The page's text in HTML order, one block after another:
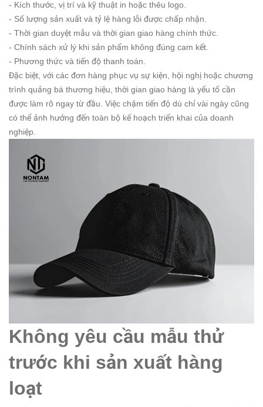
- Kích thước, vị trí và kỹ thuật in hoặc thêu logo.
- Số lượng sản xuất và tỷ lệ hàng lỗi được chấp nhận.
- Thời gian duyệt mẫu và thời gian giao hàng chính thức.
- Chính sách xử lý khi sản phẩm không đúng cam kết.
- Phương thức và tiến độ thanh toán.
Đặc biệt, với các đơn hàng phục vụ sự kiện, hội nghị hoặc chương
trình quảng bá thương hiệu, thời gian giao hàng là yếu tố cần
được làm rõ ngay từ đầu. Việc chậm tiến độ dù chỉ vài ngày cũng
có thể ảnh hưởng đến toàn bộ kế hoạch triển khai của doanh
nghiệp.
Không yêu cầu mẫu thử
trước khi sản xuất hàng
loạt